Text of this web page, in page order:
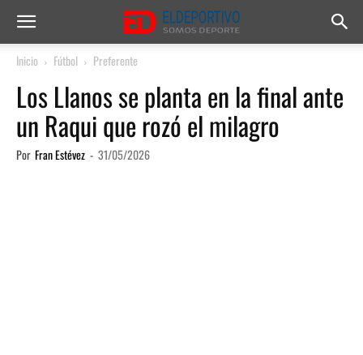
Inicio Fútbol Preferente
Los Llanos se planta en la final ante
un Raqui que rozó el milagro
Por Fran Estévez - 31/05/2026